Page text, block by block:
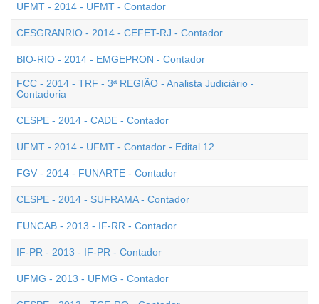
UFMT - 2014 - UFMT - Contador
CESGRANRIO - 2014 - CEFET-RJ - Contador
BIO-RIO - 2014 - EMGEPRON - Contador
FCC - 2014 - TRF - 3ª REGIÃO - Analista Judiciário -
Contadoria
CESPE - 2014 - CADE - Contador
UFMT - 2014 - UFMT - Contador - Edital 12
FGV - 2014 - FUNARTE - Contador
CESPE - 2014 - SUFRAMA - Contador
FUNCAB - 2013 - IF-RR - Contador
IF-PR - 2013 - IF-PR - Contador
UFMG - 2013 - UFMG - Contador